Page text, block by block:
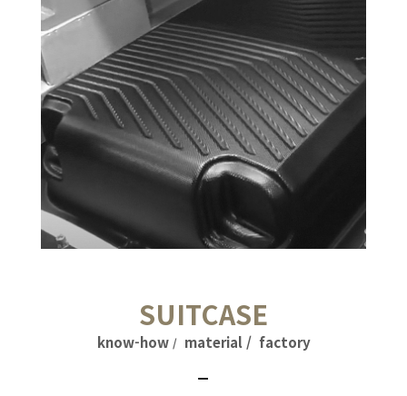
SUITCASE
know-how / material / factory
ㅡ